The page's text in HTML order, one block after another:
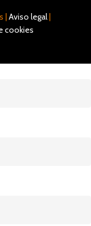
| Aviso legal|
cookies